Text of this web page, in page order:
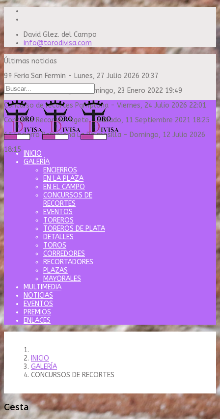
David Glez. del Campo
info@torodivisa.com
Últimas noticias
9ª Feria San Fermin - Lunes, 27 Julio 2026 20:37
Capea Sanse Domingo
Domingo, 23 Enero 2022 19:49
Concurso de recortes Pamplona - Viernes, 24 Julio 2026 22:01
Concurso Recortes Algete-Sábado, 11 Septiembre 2021 18:25
6º Encierro Pamplona La Palmosilla - Domingo, 12 Julio 2026
18:15
INICIO
GALERÍA
ENCIERROS
EN LA PLAZA
EN EL CAMPO
CONCURSOS DE
RECORTES
EVENTOS
TOREROS
TOREROS DE PLATA
DETALLES
TOROS
CORREDORES
RECORTADORES
PLAZAS
MAYORALES
MULTIMEDIA
NOTICIAS
EVENTOS
PREMIOS
ENLACES
INICIO
GALERÍA
CONCURSOS DE RECORTES
Cesta